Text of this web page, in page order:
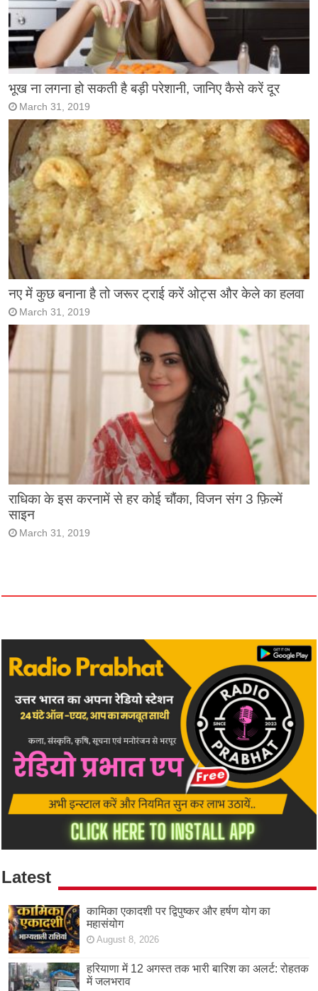
भूख ना लगना हो सकती है बड़ी परेशानी, जानिए कैसे करें दूर
March 31, 2019
नए में कुछ बनाना है तो जरूर ट्राई करें ओट्स और केले का हलवा
March 31, 2019
राधिका के इस करनामें से हर कोई चौंका, विजन संग 3 फ़िल्में
साइन
March 31, 2019
Latest
कामिका एकादशी पर द्विपुष्कर और हर्षण योग का
महासंयोग
August 8, 2026
हरियाणा में 12 अगस्त तक भारी बारिश का अलर्ट: रोहतक
में जलभराव